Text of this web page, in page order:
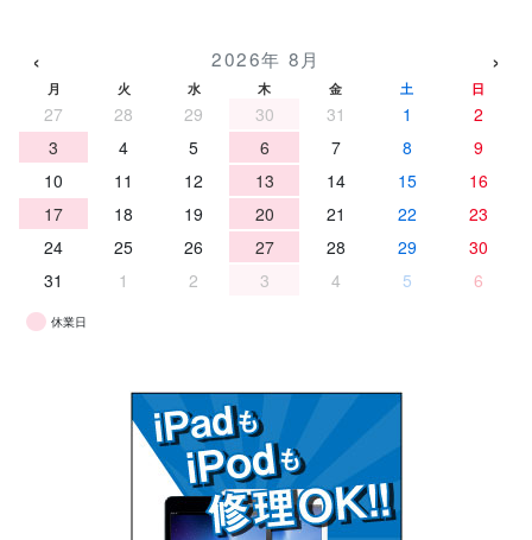
‹ 2026年 8月 ›
月 火 水 木 金 土 日
27 28 29 30 31 1
2
3
4 5 6 7 8
9
10
11 12 13 14 15
16
17
18 19 20 21 22
23
24
25 26 27 28 29
30
31
1 2 3 4 5 6
休業日